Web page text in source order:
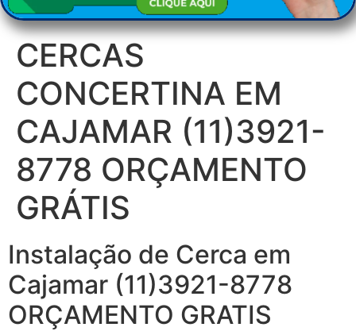
CERCAS
CONCERTINA EM
CAJAMAR (11)3921-
8778 ORÇAMENTO
GRÁTIS
Instalação de Cerca em
Cajamar (11)3921-8778
ORÇAMENTO GRATIS